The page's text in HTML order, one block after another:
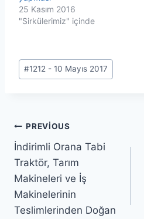
25 Kasım 2016
"Sirkülerimiz" içinde
Post
Tags:
#1212 - 10 Mayıs 2017
Yazı
gezinmesi
PREVIOUS
İndirimli Orana Tabi
Traktör, Tarım
Makineleri ve İş
Makinelerinin
Teslimlerinden Doğan